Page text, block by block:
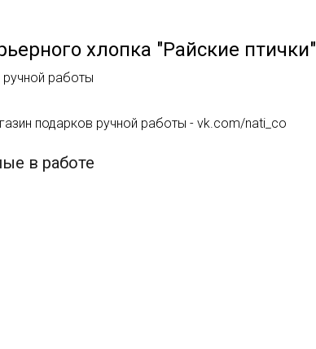
хлопка "Райские птички"
работы
подарков ручной работы - vk.com/nati_co
в работе